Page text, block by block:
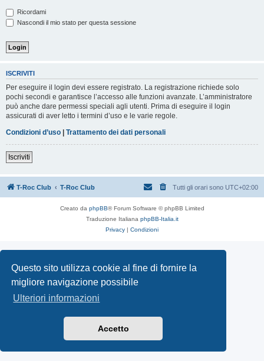
Questo sito utilizza cookie al fine di fornire la
migliore navigazione possibile
Ulteriori informazioni
Accetto
Ricordami
Nascondi il mio stato per questa sessione
ISCRIVITI
Per eseguire il login devi essere registrato. La registrazione richiede solo
pochi secondi e garantisce l’accesso alle funzioni avanzate. L’amministratore
può anche dare permessi speciali agli utenti. Prima di eseguire il login
assicurati di aver letto i termini d’uso e le varie regole.
Condizioni d’uso | Trattamento dei dati personali
Iscriviti
T-Roc Club T-Roc Club Tutti gli orari sono UTC+02:00
Creato da phpBB® Forum Software © phpBB Limited
Traduzione Italiana phpBB-Italia.it
Privacy | Condizioni